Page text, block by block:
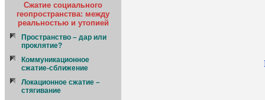
Сжатие социального
геопространства: между
реальностью и утопией
Пространство – дар или
проклятие?
Коммуникационное
сжатие-сближение
Локационное сжатие –
стягивание